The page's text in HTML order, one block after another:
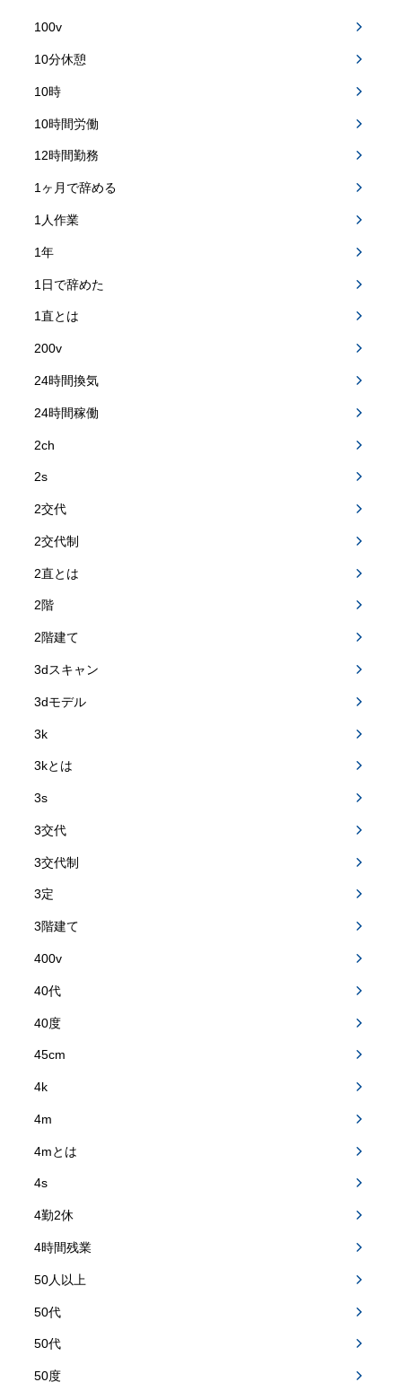
100v
10分休憩
10時
10時間労働
12時間勤務
1ヶ月で辞める
1人作業
1年
1日で辞めた
1直とは
200v
24時間換気
24時間稼働
2ch
2s
2交代
2交代制
2直とは
2階
2階建て
3dスキャン
3dモデル
3k
3kとは
3s
3交代
3交代制
3定
3階建て
400v
40代
40度
45cm
4k
4m
4mとは
4s
4勤2休
4時間残業
50人以上
50代
50代
50度